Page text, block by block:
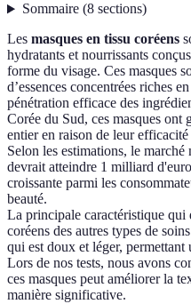
Sommaire(8 sections)
Les masques en tissu coréens
hydratants et nourrissants
forme du visage. Ces masques
d’essences concentrées riches
pénétration efficace des
Corée du Sud, ces masques ont
entier en raison de leur
Selon les estimations, le marché
devrait atteindre 1 milliard
croissante parmi les
beauté.
La principale caractéristique qui
coréens des autres types de
qui est doux et léger, permettant
Lors de nos tests, nous avons
ces masques peut améliorer la
manière significative.